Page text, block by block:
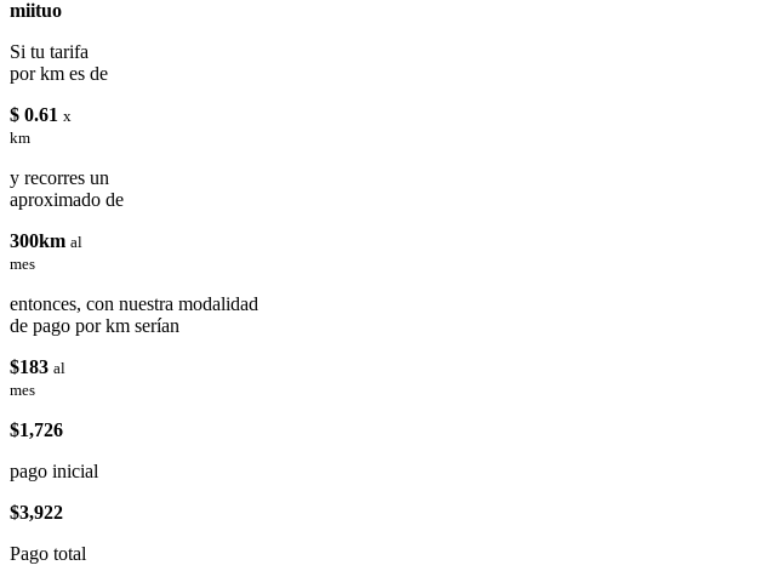
miituo
Si tu tarifa
por km es de
$ 0.61 x
km
y recorres un
aproximado de
300km al
mes
entonces, con nuestra modalidad
de pago por km serían
$183 al
mes
$1,726
pago inicial
$3,922
Pago total